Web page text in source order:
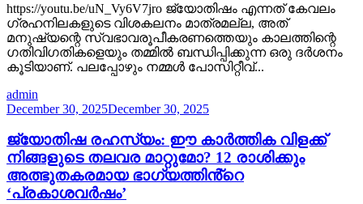
https://youtu.be/uN_Vy6V7jro ജ്യോതിഷം എന്നത് കേവലം
ഗ്രഹനിലകളുടെ വിശകലനം മാത്രമല്ല, അത്
മനുഷ്യന്റെ സ്വഭാവരൂപീകരണത്തെയും കാലത്തിന്റെ
ഗതിവിഗതികളെയും തമ്മിൽ ബന്ധിപ്പിക്കുന്ന ഒരു ദർശനം
കൂടിയാണ്. പലപ്പോഴും നമ്മൾ പോസിറ്റീവ്...
admin
December 30, 2025December 30, 2025
ജ്യോതിഷ രഹസ്യം: ഈ കാർത്തിക വിളക്ക്
നിങ്ങളുടെ തലവര മാറ്റുമോ? 12 രാശിക്കും
അത്ഭുതകരമായ ഭാഗ്യത്തിൻ്റെ
‘പ്രകാശവർഷം’